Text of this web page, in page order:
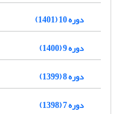
دوره 10 (1401)
دوره 9 (1400)
دوره 8 (1399)
دوره 7 (1398)